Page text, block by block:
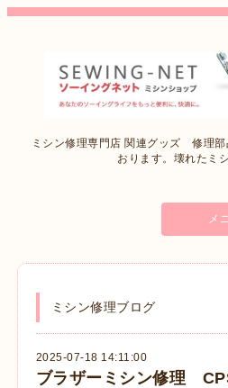
ミシン修理専門店 関連グッズ 修理
おります。壊れたミ
メ
ミシン修理ブログ
2025-07-18 14:11:00
ブラザーミシン修理